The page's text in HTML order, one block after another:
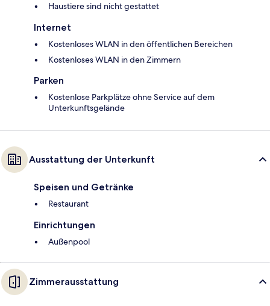
Haustiere sind nicht gestattet
Internet
Kostenloses WLAN in den öffentlichen Bereichen
Kostenloses WLAN in den Zimmern
Parken
Kostenlose Parkplätze ohne Service auf dem
Unterkunftsgelände
Ausstattung der Unterkunft
Speisen und Getränke
Restaurant
Einrichtungen
Außenpool
Zimmerausstattung